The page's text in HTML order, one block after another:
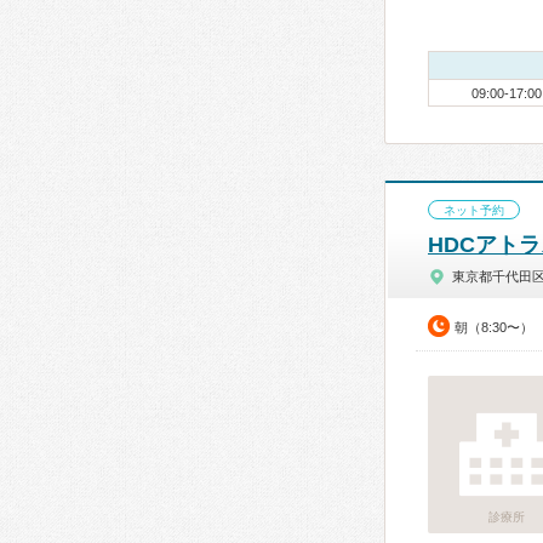
09:00-17:00
ネット予約
HDCアト
東京都千代田
朝（8:30〜）
診療所